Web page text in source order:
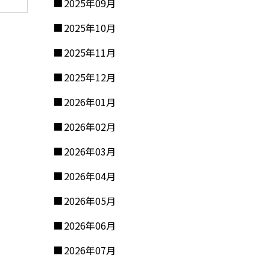
2025年09月
2025年10月
2025年11月
2025年12月
2026年01月
2026年02月
2026年03月
2026年04月
2026年05月
2026年06月
2026年07月